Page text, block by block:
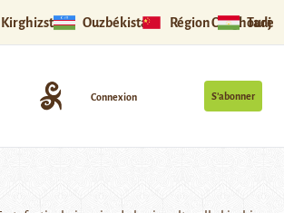
Kirghizstan Ouzbékistan Région Ouïghoure
S’abonner
Connexion